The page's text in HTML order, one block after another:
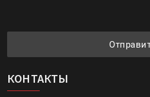
КОНТАКТЫ